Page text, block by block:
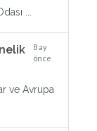
...
8 ay
önce
ve Avrupa